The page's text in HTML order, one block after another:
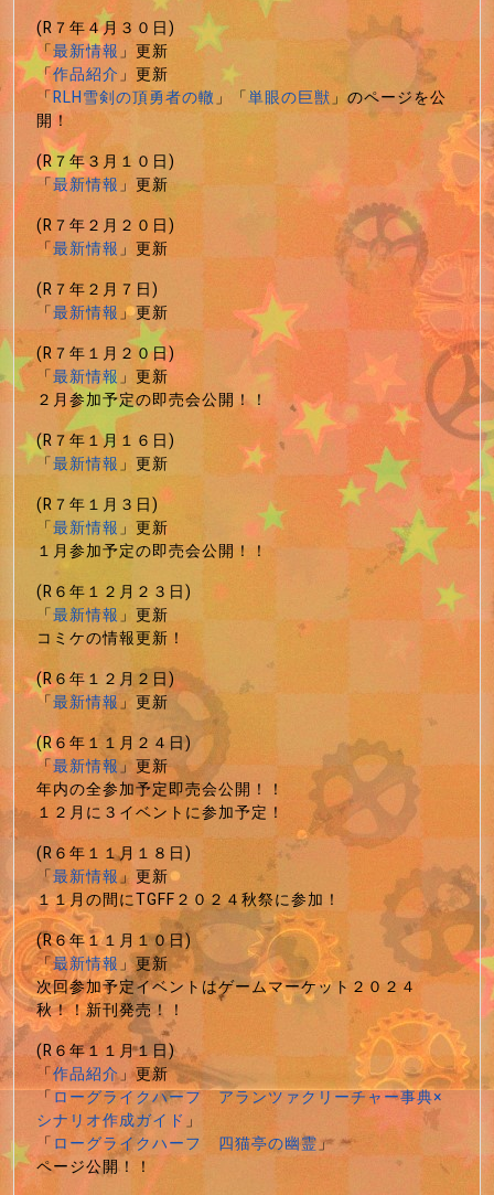
(R７年４月３０日)
「最新情報」更新
「作品紹介」更新
「RLH雪剣の頂勇者の轍」「単眼の巨獣」のページを公
開！
(R７年３月１０日)
「最新情報」更新
(R７年２月２０日)
「最新情報」更新
(R７年２月７日)
「最新情報」更新
(R７年１月２０日)
「最新情報」更新
２月参加予定の即売会公開！！
(R７年１月１６日)
「最新情報」更新
(R７年１月３日)
「最新情報」更新
１月参加予定の即売会公開！！
(R６年１２月２３日)
「最新情報」更新
コミケの情報更新！
(R６年１２月２日)
「最新情報」更新
(R６年１１月２４日)
「最新情報」更新
年内の全参加予定即売会公開！！
１２月に３イベントに参加予定！
(R６年１１月１８日)
「最新情報」更新
１１月の間にTGFF２０２４秋祭に参加！
(R６年１１月１０日)
「最新情報」更新
次回参加予定イベントはゲームマーケット２０２４
秋！！新刊発売！！
(R６年１１月１日)
「作品紹介」更新
「ローグライクハーフ アランツァクリーチャー事典×
シナリオ作成ガイド」
「ローグライクハーフ 四猫亭の幽霊」
ページ公開！！